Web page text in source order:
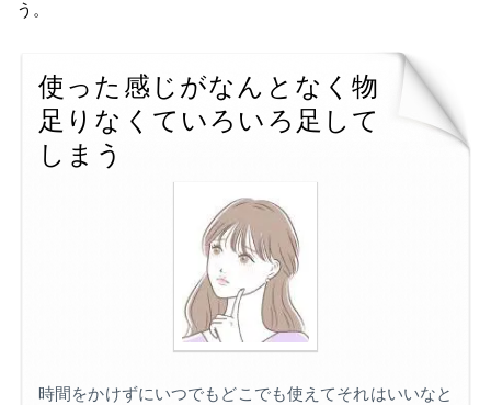
う。
使った感じがなんとなく物
足りなくていろいろ足して
しまう
時間をかけずにいつでもどこでも使えてそれはいいなと